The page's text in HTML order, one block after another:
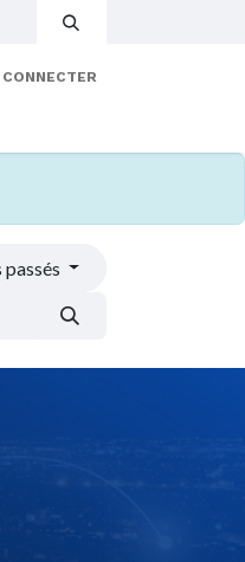
CONNECTER
passés